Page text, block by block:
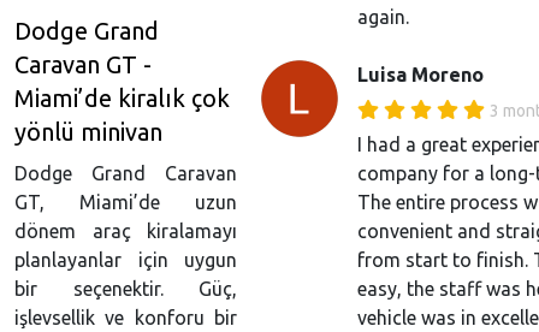
again.
Luisa Moreno
3
I had a great
company for a
The entire process
convenient and
from start to finish.
easy, the staff was
vehicle was in
Dodge Grand
Caravan GT -
Miami’de kiralık çok
yönlü minivan
Dodge Grand Caravan
GT, Miami’de uzun
dönem araç kiralamayı
planlayanlar için uygun
bir seçenektir. Güç,
işlevsellik ve konforu bir